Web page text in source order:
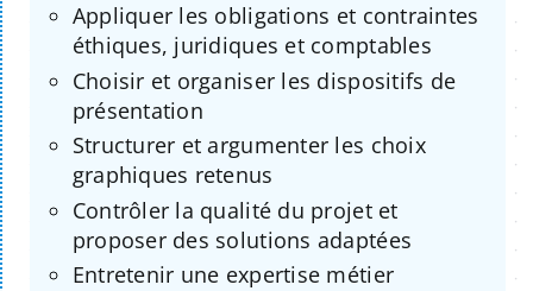
Appliquer les obligations et contraintes
éthiques, juridiques et comptables
Choisir et organiser les dispositifs de
présentation
Structurer et argumenter les choix
graphiques retenus
Contrôler la qualité du projet et
proposer des solutions adaptées
Entretenir une expertise métier